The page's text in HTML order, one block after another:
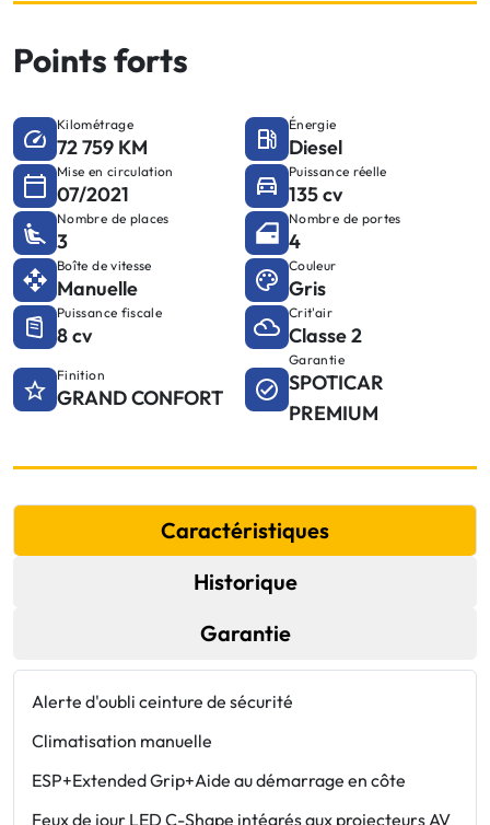
Points forts
Kilométrage
72 759 KM
Énergie
Diesel
Mise en circulation
07/2021
Puissance réelle
135 cv
Nombre de places
3
Nombre de portes
4
Boîte de vitesse
Manuelle
Couleur
Gris
Puissance fiscale
8 cv
Crit'air
Classe 2
Finition
GRAND CONFORT
Garantie
SPOTICAR
PREMIUM
Caractéristiques
Historique
Garantie
Alerte d'oubli ceinture de sécurité
Climatisation manuelle
ESP+Extended Grip+Aide au démarrage en côte
Feux de jour LED C-Shape intégrés aux projecteurs AV